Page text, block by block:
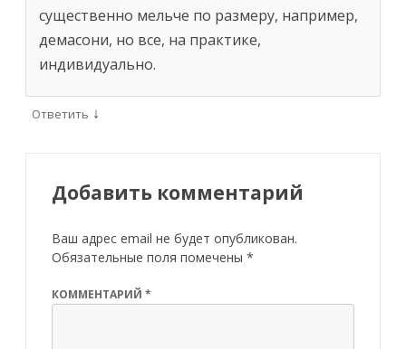
существенно мельче по размеру, например,
демасони, но все, на практике,
индивидуально.
Ответить ↓
Добавить комментарий
Ваш адрес email не будет опубликован.
Обязательные поля помечены *
КОММЕНТАРИЙ *